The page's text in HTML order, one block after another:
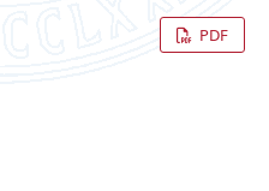
PDF